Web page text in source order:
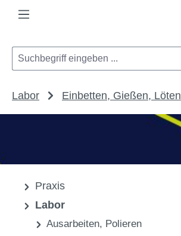
Labor Einbetten, Gießen, Löten
Praxis
Labor
Ausarbeiten, Polieren